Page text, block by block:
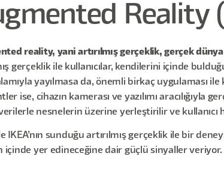
Reality
reality, yani artırılmış gerçeklik, gerçek
gerçeklik ile kullanıcılar, kendilerini içinde
yayılmasa da, önemli birkaç uygulaması
ise, cihazın kamerası ve yazılımı
nesnelerin üzerine yerleştirilir ve
IKEA’nın sunduğu artırılmış gerçeklik ile bir
içinde yer edineceğine dair güçlü sinyaller veriyor.